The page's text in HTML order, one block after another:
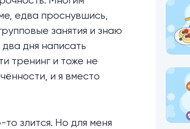
едва проснувшись,
занятия и знаю
дня написать
тренинг и тоже не
и я вместо
злится. Но для меня